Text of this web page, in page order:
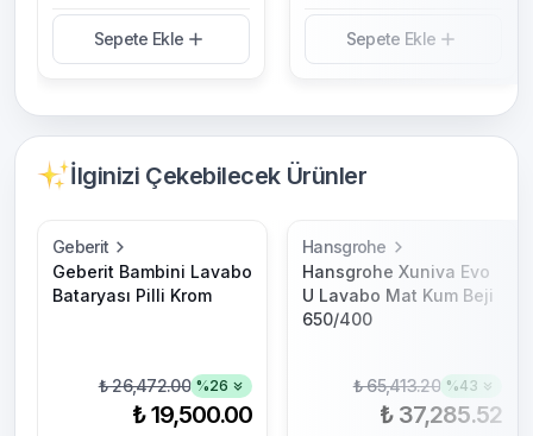
Sepete Ekle Sepete Ekle
İlginizi Çekebilecek Ürünler
Geberit
Geberit Bambini Lavabo
Bataryası Pilli Krom
₺ 26,472.00 %26
₺ 19,500.00
Hansgrohe
Hansgrohe Xuniva Evo
U Lavabo Mat Kum Beji
650/400
₺ 65,413.20 %43
₺ 37,285.52